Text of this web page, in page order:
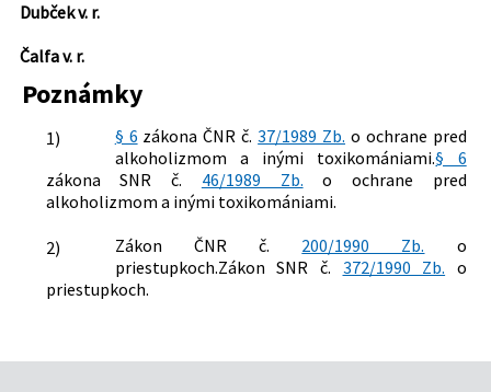
Dubček v. r.
Čalfa v. r.
Poznámky
1) § 6 zákona ČNR č.37/1989 Zb. o ochrane pred
alkoholizmom a inými toxikomániami.§ 6
zákona SNR č. 46/1989 Zb. o ochrane pred
alkoholizmom a inými toxikomániami.
2) Zákon ČNR č. 200/1990 Zb. o
priestupkoch.Zákon SNR č. 372/1990 Zb. o
priestupkoch.